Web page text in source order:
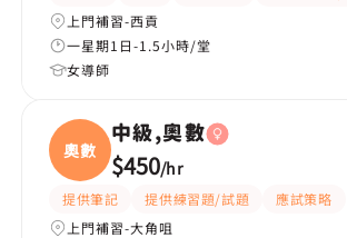
上門補習-西貢
一星期1日-1.5小時/堂
女導師
奧數
中級,奧數
$450/hr
提供筆記 提供練習題/試題
應試策略
上門補習-大角咀